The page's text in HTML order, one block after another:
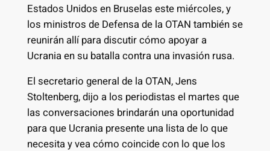
Estados Unidos en Bruselas este miércoles, y
los ministros de Defensa de la OTAN también se
reunirán allí para discutir cómo apoyar a
Ucrania en su batalla contra una invasión rusa.
El secretario general de la OTAN, Jens
Stoltenberg, dijo a los periodistas el martes que
las conversaciones brindarán una oportunidad
para que Ucrania presente una lista de lo que
necesita y vea cómo coincide con lo que los